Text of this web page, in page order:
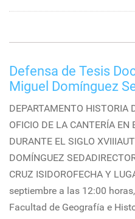
Defensa de Tesis
Miguel Domínguez
DEPARTAMENTO HISTORIA
OFICIO DE LA CANTERÍA
DURANTE EL SIGLO
DOMÍNGUEZ
CRUZ ISIDOROFECHA Y
septiembre a las 12:00
Facultad de Geografía e